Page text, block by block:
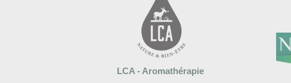
LCA - Aromathérapie